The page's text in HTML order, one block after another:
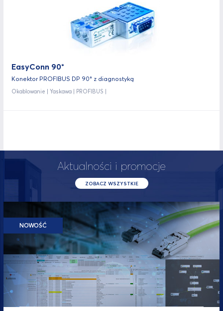
EasyConn 90°
Konektor PROFIBUS DP 90° z diagnostyką
Okablowanie | Yaskawa | PROFIBUS |
Aktualności i promocje
ZOBACZ WSZYSTKIE
NOWOŚĆ